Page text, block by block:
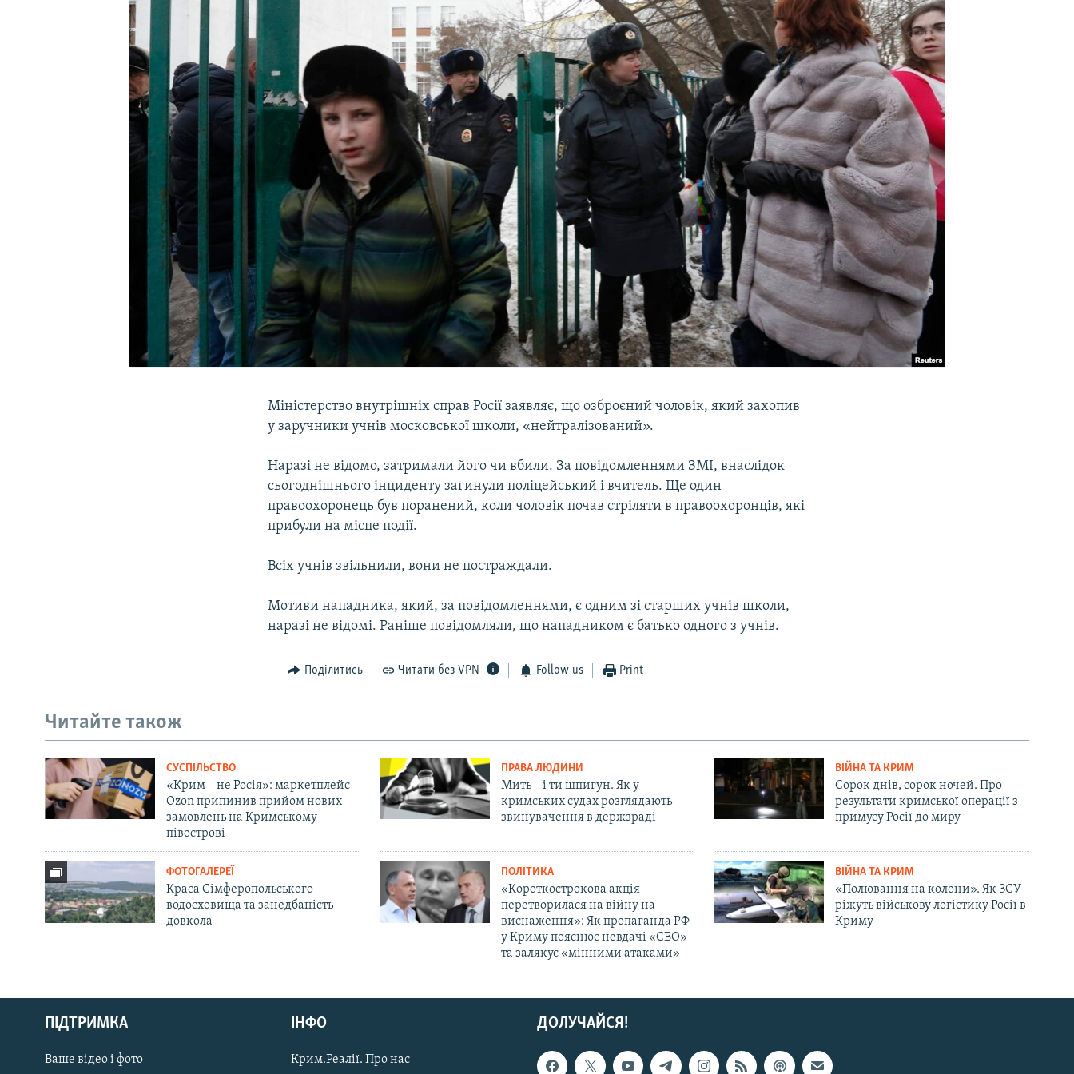
УКРАЇНСЬКА ПРОБЛЕМА КРИМУ
Русский
Qırımtatar
ДОЛУЧАЙСЯ!
Міністерство внутрішніх справ Росії заявляє, що озброєний чоловік, який захопив
у заручники учнів московської школи, «нейтралізований».
Наразі не відомо, затримали його чи вбили. За повідомленнями ЗМІ, внаслідок
сьогоднішнього інциденту загинули поліцейський і вчитель. Ще один
правоохоронець був поранений, коли чоловік почав стріляти в правоохоронців, які
прибули на місце події.
Всіх учнів звільнили, вони не постраждали.
Мотиви нападника, який, за повідомленнями, є одним зі старших учнів школи,
наразі не відомі. Раніше повідомляли, що нападником є батько одного з учнів.
Поділитись Читати без VPN Follow us Print
Читайте також
СУСПІЛЬСТВО
«Крим – не Росія»: маркетплейс
Ozon припинив прийом нових
замовлень на Кримському
півострові
ПРАВА ЛЮДИНИ
Мить – і ти шпигун. Як у
кримських судах розглядають
звинувачення в держзраді
ВІЙНА ТА КРИМ
Сорок днів, сорок ночей. Про
результати кримської операції з
примусу Росії до миру
ФОТОГАЛЕРЕЇ
Краса Сімферопольського
водосховища та занедбаність
довкола
ПОЛІТИКА
«Короткострокова акція
перетворилася на війну на
виснаження»: Як пропаганда РФ
у Криму пояснює невдачі «СВО»
та залякує «мінними атаками»
ВІЙНА ТА КРИМ
«Полювання на колони». Як ЗСУ
ріжуть військову логістику Росії в
Криму
ДОЛУЧАЙСЯ!
ПІДТРИМКА
Ваше відео і фото
ІНФО
Крим.Реалії. Про нас